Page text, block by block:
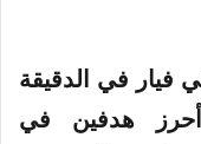
فيار في الدقيقة
أحرز هدفين في